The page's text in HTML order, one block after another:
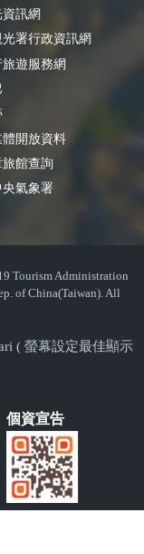
訊網
署行政資訊網
遊服務網
開放資料
館查詢
氣象署
Tourism Administration
of China(Taiwan). All
( 螢幕設定最佳顯示
個資宣告